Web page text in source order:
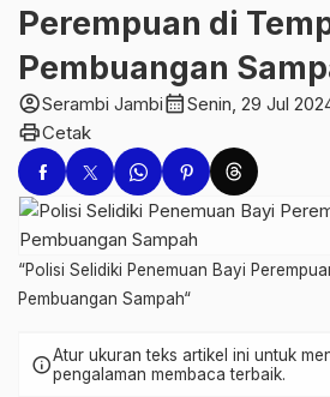
Perempuan di
Pembuangan
account_circleSerambi Jambicalendar_monthSenin, 29 Jul
printCetak
“Polisi Selidiki Penemuan Bayi
Pembuangan Sampah“
infoAtur ukuran teks artikel ini untuk
pengalaman membaca terbaik.